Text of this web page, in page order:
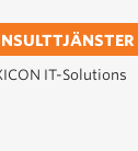
IT-Solutions